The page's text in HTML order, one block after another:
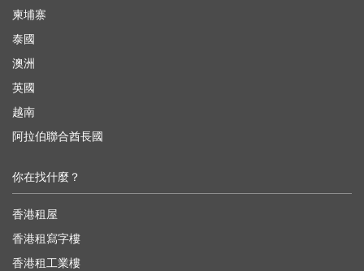
柬埔寨
泰國
澳洲
英國
越南
阿拉伯聯合酋長國
你在找什麼？
香港租屋
香港租寫字樓
香港租工業樓